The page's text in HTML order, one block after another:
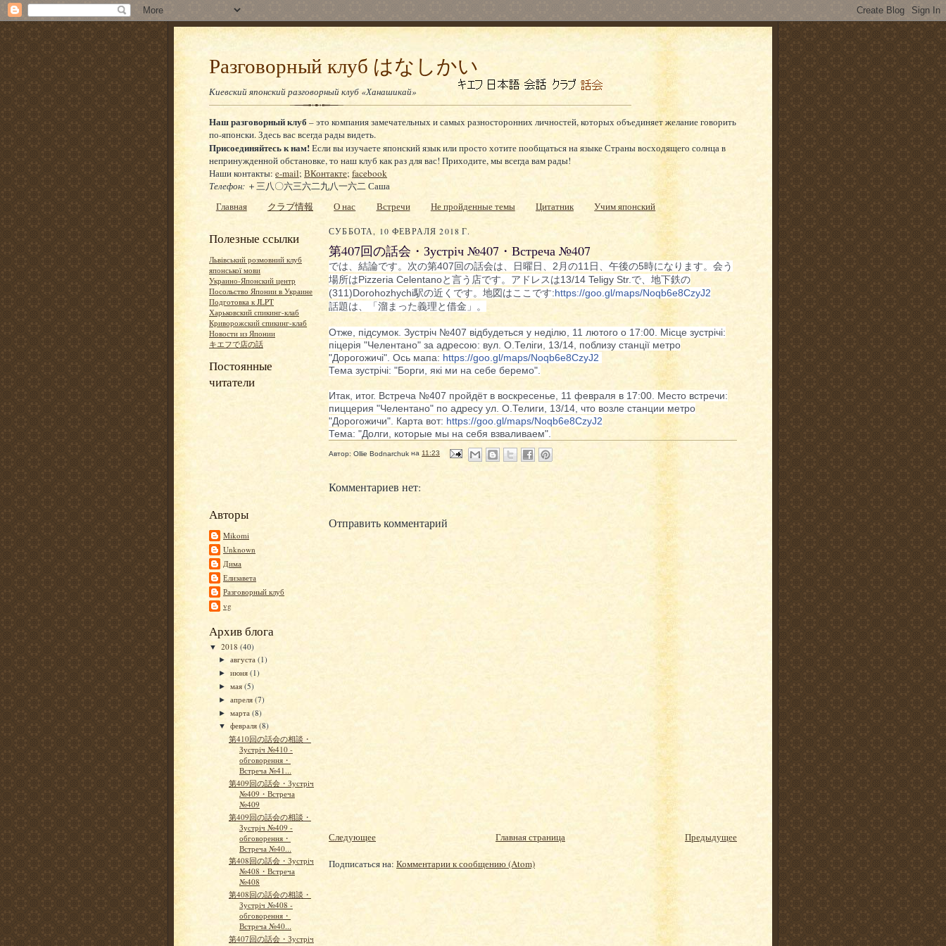
Разговорный клуб はなしかい
Киевский японский разговорный клуб «Ханашикай»
Наш разговорный клуб – это компания замечательных и самых разносторонних личностей, которых объединяет желание говорить
по-японски. Здесь вас всегда рады видеть.
Присоединяйтесь к нам!Если вы изучаете японский язык или просто хотите пообщаться на языке Страны восходящего солнца в
непринужденной обстановке, то наш клуб как раз для вас! Приходите, мы всегда вам рады!
Наши контакты: e-mail; ВКонтакте; facebook
Телефон: ＋三八〇六三六二九八一六二 Саша
Главная
クラブ情報 О нас Встречи Не пройденные темы Цитатник Учим японский
Полезные ссылки
Львівський розмовний клуб
японської мови
Украино-Японский центр
Посольство Японии в Украине
Подготовка к JLPT
Харьковский спикинг-клаб
Криворожский спикинг-клаб
Новости из Японии
キエフで店の話
Постоянные
читатели
Авторы
Mikomi
Unknown
Дима
Елизавета
Разговорный клуб
vg
Архив блога
▼ 2018 (40)
►августа(1)
►июня(1)
►мая(5)
►апреля(7)
►марта(8)
▼февраля(8)
第410回の話会の相談・
Зустріч №410 -
обговорення・
Встреча №41...
第409回の話会・Зустріч
№409・Встреча
№409
第409回の話会の相談・
Зустріч №409 -
обговорення・
Встреча №40...
第408回の話会・Зустріч
№408・Встреча
№408
第408回の話会の相談・
Зустріч №408 -
обговорення・
Встреча №40...
第407回の話会・Зустріч
СУББОТА, 10 ФЕВРАЛЯ 2018 Г.
第407回の話会・Зустріч №407・Встреча №407
では、結論です。次の第407回の話会は、日曜日、2月の11日、午後の5時になります。会う
場所はPizzeria Celentanoと言う店です。アドレスは13/14 Teligy Str.で、地下鉄の
(311)Dorohozhychi駅の近くです。地図はここです:https://goo.gl/maps/Noqb6e8CzyJ2
話題は、「溜まった義理と借金」。
Отже, підсумок. Зустріч №407 відбудеться у неділю, 11 лютого о 17:00. Місце зустрічі:
піцерія "Челентано" за адресою: вул. О.Теліги, 13/14, поблизу станції метро
"Дорогожичі". Ось мапа: https://goo.gl/maps/Noqb6e8CzyJ2
Тема зустрічі: "Борги, які ми на себе беремо".
Итак, итог. Встреча №407 пройдёт в воскресенье, 11 февраля в 17:00. Место встречи:
пиццерия "Челентано" по адресу ул. О.Телиги, 13/14, что возле станции метро
"Дорогожичи". Карта вот: https://goo.gl/maps/Noqb6e8CzyJ2
Тема: "Долги, которые мы на себя взваливаем".
Автор: Ollie Bodnarchuk на 11:23
Комментариев нет:
Отправить комментарий
Следующее Предыдущее
Главная страница
Подписаться на: Комментарии к сообщению (Atom)